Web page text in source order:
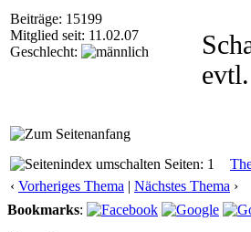
Beiträge: 15199
Mitglied seit: 11.02.07
Geschlecht:
Seiten: 1
‹ Vorheriges Thema | Nächstes Thema ›
Bookmarks: